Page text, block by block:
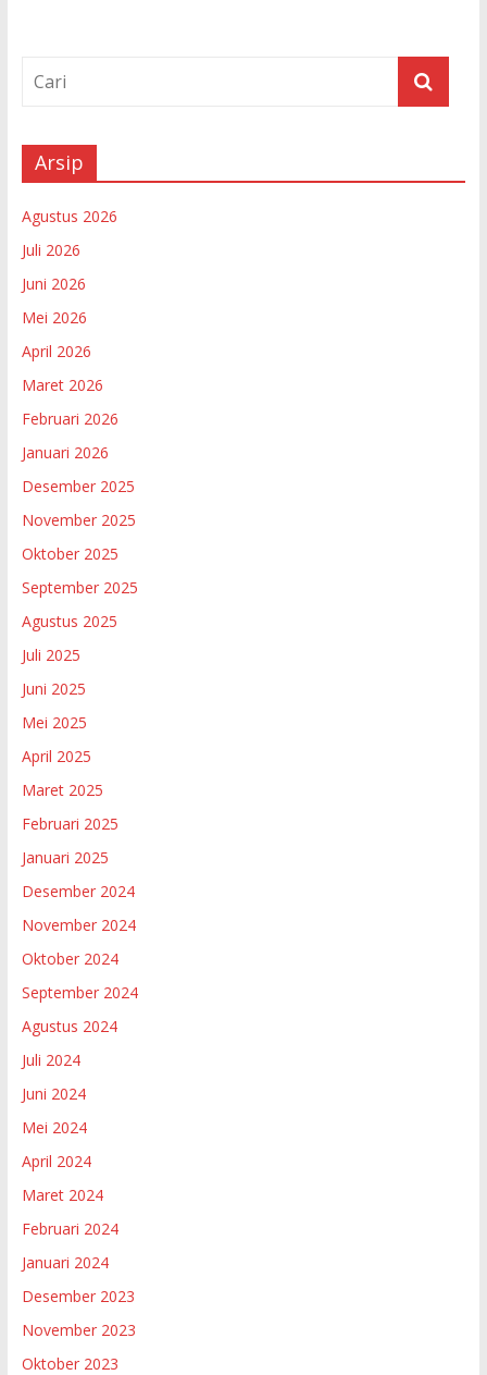
Arsip
Agustus 2026
Juli 2026
Juni 2026
Mei 2026
April 2026
Maret 2026
Februari 2026
Januari 2026
Desember 2025
November 2025
Oktober 2025
September 2025
Agustus 2025
Juli 2025
Juni 2025
Mei 2025
April 2025
Maret 2025
Februari 2025
Januari 2025
Desember 2024
November 2024
Oktober 2024
September 2024
Agustus 2024
Juli 2024
Juni 2024
Mei 2024
April 2024
Maret 2024
Februari 2024
Januari 2024
Desember 2023
November 2023
Oktober 2023